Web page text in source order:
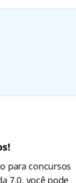
para concursos
7.0, você pode